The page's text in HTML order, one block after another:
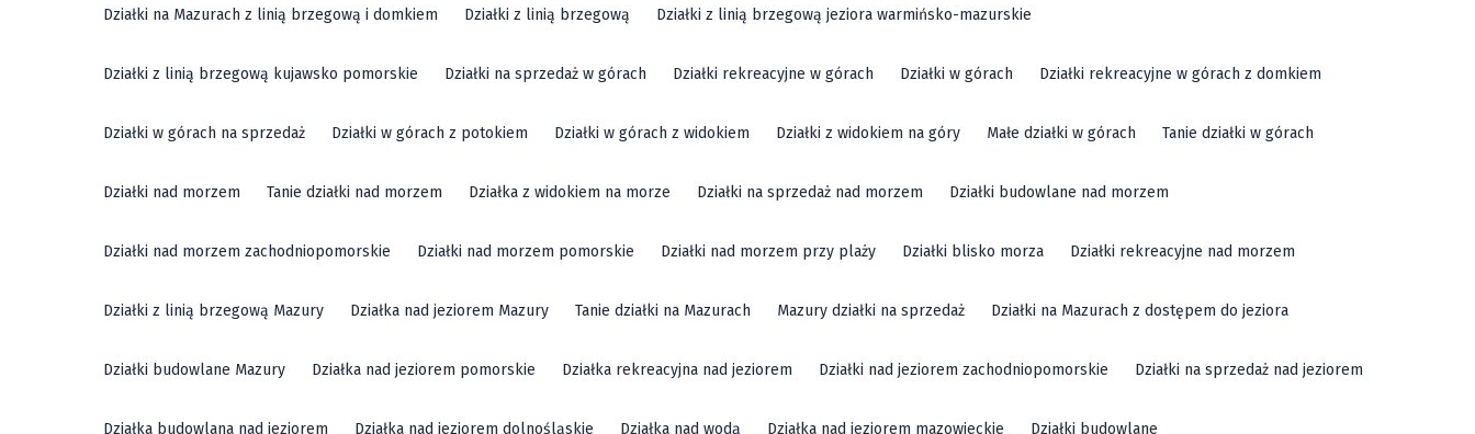
Działki na Mazurach z linią brzegową i domkiem Działki z linią brzegową Działki z linią brzegową jeziora warmińsko-mazurskie
Działki z linią brzegową kujawsko pomorskie Działki na sprzedaż w górach Działki rekreacyjne w górach Działki w górach Działki rekreacyjne w górach z domkiem
Działki w górach na sprzedaż Działki w górach z potokiem Działki w górach z widokiem Działki z widokiem na góry Małe działki w górach Tanie działki w górach
Działki nad morzem Tanie działki nad morzem Działka z widokiem na morze Działki na sprzedaż nad morzem Działki budowlane nad morzem
Działki nad morzem zachodniopomorskie Działki nad morzem pomorskie Działki nad morzem przy plaży Działki blisko morza Działki rekreacyjne nad morzem
Działki z linią brzegową Mazury Działka nad jeziorem Mazury Tanie działki na Mazurach Mazury działki na sprzedaż Działki na Mazurach z dostępem do jeziora
Działki budowlane Mazury Działka nad jeziorem pomorskie Działka rekreacyjna nad jeziorem Działki nad jeziorem zachodniopomorskie Działki na sprzedaż nad jeziorem
Działka budowlana nad jeziorem Działka nad jeziorem dolnośląskie Działka nad wodą Działka nad jeziorem mazowieckie Działki budowlane